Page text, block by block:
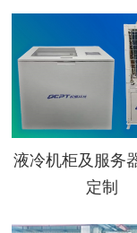
液冷机柜及服务
定制